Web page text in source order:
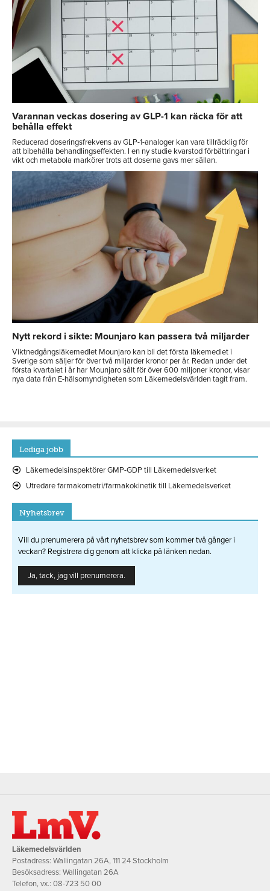
Varannan veckas dosering av GLP-1 kan räcka för att
behålla effekt
Reducerad doseringsfrekvens av GLP-1-analoger kan vara tillräcklig för
att bibehålla behandlingseffekten. I en ny studie kvarstod förbättringar i
vikt och metabola markörer trots att doserna gavs mer sällan.
Nytt rekord i sikte: Mounjaro kan passera två miljarder
Viktnedgångsläkemedlet Mounjaro kan bli det första läkemedlet i
Sverige som säljer för över två miljarder kronor per år. Redan under det
första kvartalet i år har Mounjaro sålt för över 600 miljoner kronor, visar
nya data från E-hälsomyndigheten som Läkemedelsvärlden tagit fram.
Lediga jobb
Läkemedelsinspektörer GMP-GDP till Läkemedelsverket
Utredare farmakometri/farmakokinetik till Läkemedelsverket
Nyhetsbrev
Vill du prenumerera på vårt nyhetsbrev som kommer två gånger i
veckan? Registrera dig genom att klicka på länken nedan.
Ja, tack, jag vill prenumerera.
Läkemedelsvärlden
Postadress: Wallingatan 26A, 111 24 Stockholm
Besöksadress: Wallingatan 26A
Telefon, vx.: 08-723 50 00